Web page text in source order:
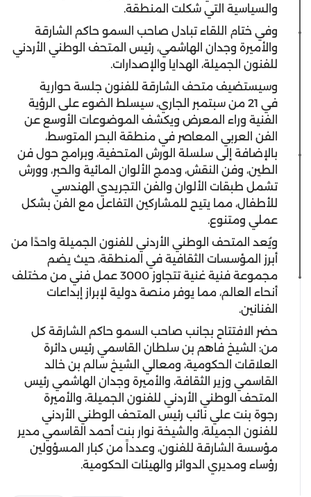
والسياسية التي شكلت المنطقة.
وفي ختام اللقاء تبادل صاحب السمو حاكم الشارقة
والأميرة وجدان الهاشمي، رئيس المتحف الوطني الأردني
للفنون الجميلة، الهدايا والإصدارات.
وسيستضيف متحف الشارقة للفنون جلسة حوارية
في 21 من سبتمبر الجاري، سيسلط الضوء على الرؤية
الفنية وراء المعرض ويكشف الموضوعات الأوسع عن
الفن العربي المعاصر في منطقة البحر المتوسط،
بالإضافة إلى سلسلة الورش المتحفية، وبرامج حول فن
الطين، وفن النقش، ودمج الألوان المائية والحبر، وورش
تشمل طبقات الألوان والفن التجريدي الهندسي
للأطفال، مما يتيح للمشاركين التفاعل مع الفن بشكل
عملي ومتنوع.
ويُعد المتحف الوطني الأردني للفنون الجميلة واحدًا من
أبرز المؤسسات الثقافية في المنطقة، حيث يضم
مجموعة فنية غنية تتجاوز 3000 عمل فني من مختلف
أنحاء العالم، مما يوفر منصة دولية لإبراز إبداعات
الفنانين.
حضر الافتتاح بجانب صاحب السمو حاكم الشارقة كل
من: الشيخ فاهم بن سلطان القاسمي رئيس دائرة
العلاقات الحكومية، ومعالي الشيخ سالم بن خالد
القاسمي وزير الثقافة، والأميرة وجدان الهاشمي رئيس
المتحف الوطني الأردني للفنون الجميلة، والأميرة
رجوة بنت علي نائب رئيس المتحف الوطني الأردني
للفنون الجميلة، والشيخة نوار بنت أحمد القاسمي مدير
مؤسسة الشارقة للفنون، وعدداً من كبار المسؤولين
رؤساء ومديري الدوائر والهيئات الحكومية.